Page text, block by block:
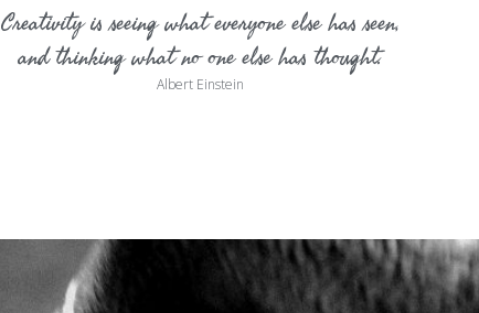
Creativity is seeing what everyone else has seen,
and thinking what no one else has thought.
Albert Einstein